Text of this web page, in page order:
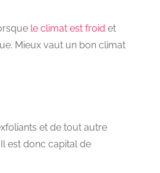
le climat est froid et
Mieux vaut un bon climat
et de tout autre
est donc capital de